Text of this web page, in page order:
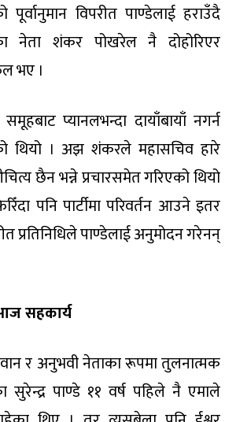
पूर्वानुमान विपरीत पाण्डेलाई हराउँदै
नेता शंकर पोखरेल नै दोहोरिएर
भए ।
प्यानलभन्दा दायाँबायाँ नगर्न
थियो । अझ शंकरले महासचिव हारे
छैन भन्ने प्रचारसमेत गरिएको थियो
पनि पार्टीमा परिवर्तन आउने इतर
प्रतिनिधिले पाण्डेलाई अनुमोदन गरेनन्
आज सहकार्य
र अनुभवी नेताका रूपमा तुलनात्मक
सुरेन्द्र पाण्डे ११ वर्ष पहिले नै एमाले